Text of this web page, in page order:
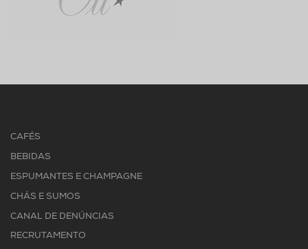
CAFÉS
BEBIDAS
ESPUMANTES E CHAMPAGNE
CHÁS E SUMOS
CANAL DE DENÚNCIAS
RECRUTAMENTO